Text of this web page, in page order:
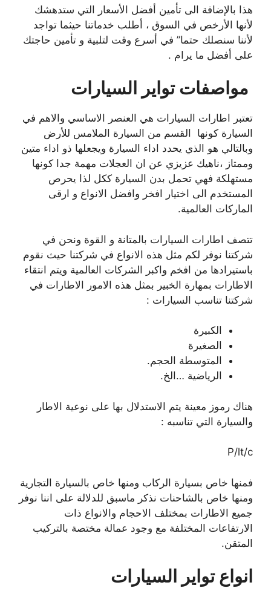
هذا بالإضافة الى تأمين أفضل الأسعار التي ستدهشك
لأنها الأرخص في السوق ، أطلب خدماتنا حيثما تواجد
لأننا سنصلك حتما” في أسرع وقت لتلبية و تأمين حاجتك
على أفضل ما يرام .
مواصفات تواير السيارات
تعتبر اطارات السيارات هي العنصر الاساسي والاهم في
السيارة كونها القسم من السيارة الملامس للأرض
وبالتالي هو الذي يحدد اداء السيارة ويجعلها ذو اداء متين
وممتاز ،ناهيك عزيزي عن ان العجلات مهمة جدا كونها
مستهلكة فهي تحمل بدن السيارة ككل لذا يحرص
المستخدم الى اختيار افخر وافضل الانواع و ارقى
الماركات العالمية.
تتصف اطارات السيارات بالمتانة و القوة ونحن في
شركتنا نوفر لكم مثل هذه الانواع في شركتنا حيث نقوم
باستيرادها من افخم واكبر الشركات العالمية ويتم انتقاء
الاطارات بمهارة الخبير بمثل هذه الامور الاطارات في
شركتنا تناسب السيارات :
الكبيرة
الصغيرة
المتوسطة الحجم.
الرياضية …الخ.
هناك رموز معينة يتم الاستدلال بها على نوعية الاطار
والسيارة التي تناسبه :
P/lt/c
فمنها خاص بسيارة الركاب ومنها خاص بالسيارة التجارية
ومنها خاص بالشاحنات نذكر ماسبق للدلالة على اننا نوفر
جميع الاطارات بمختلف الاحجام والانواع ذات
الارتفاعات المختلفة مع وجود عمالة مختصة بالتركيب
المتقن.
انواع تواير السيارات